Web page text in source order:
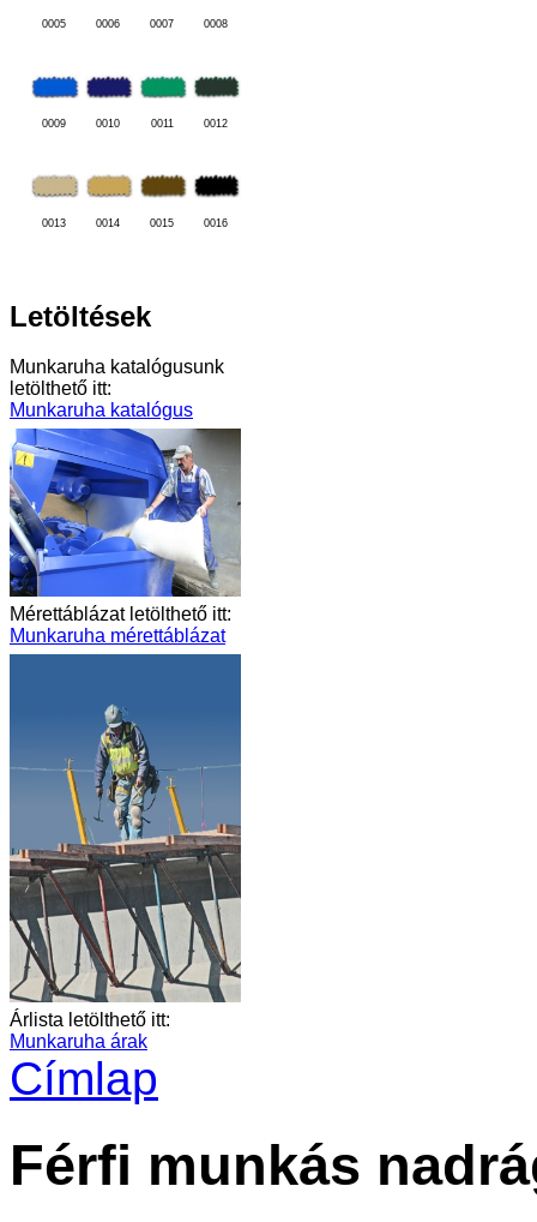
0005 0006 0007 0008
0009 0010 0011 0012
0013 0014 0015 0016
Letöltések
Munkaruha katalógusunk
letölthető itt:
Munkaruha katalógus
Mérettáblázat letölthető itt:
Munkaruha mérettáblázat
Árlista letölthető itt:
Munkaruha árak
Címlap
Férfi munkás